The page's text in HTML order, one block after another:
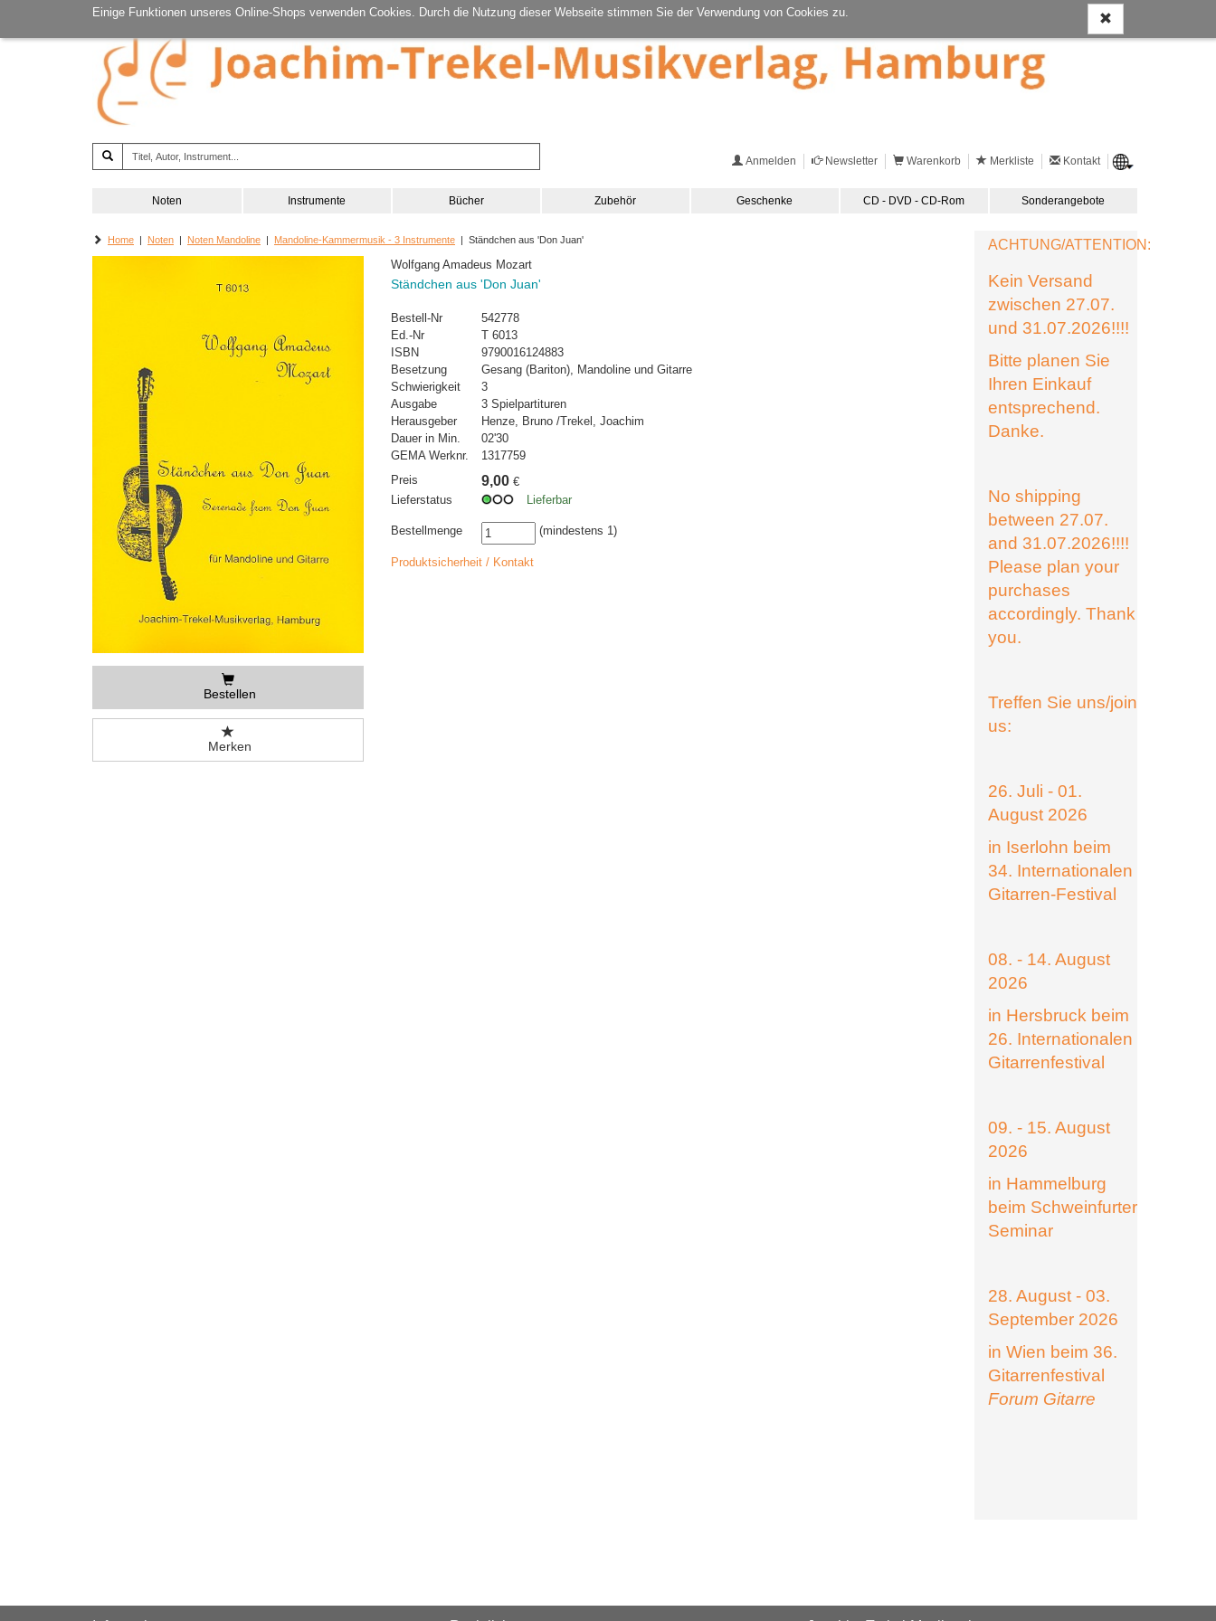
Einige Funktionen unseres Online-Shops verwenden Cookies. Durch die Nutzung dieser Webseite stimmen Sie der Verwendung von Cookies zu.
Anmelden Newsletter Warenkorb Merkliste Kontakt
Noten Instrumente Bücher Zubehör Geschenke CD - DVD - CD-Rom Sonderangebote
Home | Noten | Noten Mandoline | Mandoline-Kammermusik - 3 Instrumente | Ständchen aus 'Don Juan'
Bestellen
Merken
Wolfgang Amadeus Mozart
Ständchen aus 'Don Juan'
Bestell-Nr
542778
Ed.-Nr
T 6013
ISBN
9790016124883
Besetzung
Gesang (Bariton), Mandoline und Gitarre
Schwierigkeit
3
Ausgabe
3 Spielpartituren
Herausgeber
Henze, Bruno /Trekel, Joachim
Dauer in Min.
02'30
GEMA Werknr.
1317759
Preis
9,00 €
Lieferstatus
Lieferbar
Bestellmenge (mindestens 1)
Produktsicherheit / Kontakt
ACHTUNG/ATTENTION:
Kein Versand
zwischen 27.07.
und 31.07.2026!!!!
Bitte planen Sie
Ihren Einkauf
entsprechend.
Danke.
No shipping
between 27.07.
and 31.07.2026!!!!
Please plan your
purchases
accordingly. Thank
you.
Treffen Sie uns/join
us:
26. Juli - 01.
August 2026
in Iserlohn beim
34. Internationalen
Gitarren-Festival
08. - 14. August
2026
in Hersbruck beim
26. Internationalen
Gitarrenfestival
09. - 15. August
2026
in Hammelburg
beim Schweinfurter
Seminar
28. August - 03.
September 2026
in Wien beim 36.
Gitarrenfestival
Forum Gitarre